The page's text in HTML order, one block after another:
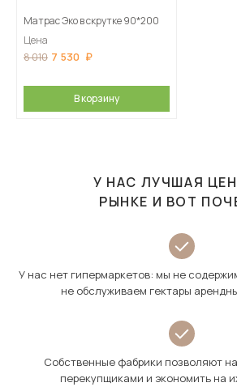
Матрас Эко в скрутке 90*200
Цена
8 010 7 530
В корзину
У НАС ЛУЧШАЯ
РЫНКЕ И ВОТ
У нас нет гипермаркетов: мы не
не обслуживаем гектары
Собственные фабрики позволяют
перекупщиками и экономить на